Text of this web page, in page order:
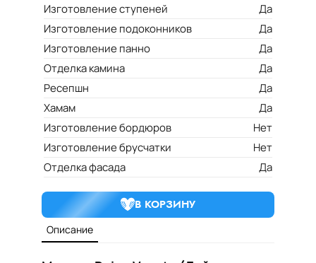
В КОРЗИНУ
Изготовление ступеней
Да
Изготовление подоконников
Да
Изготовление панно
Да
Отделка камина
Да
Ресепшн
Да
Хамам
Да
Изготовление бордюров
Нет
Изготовление брусчатки
Нет
Отделка фасада
Да
Описание